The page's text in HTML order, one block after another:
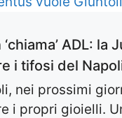
ADL: la
i tifosi del
nei prossimi
i propri gioielli.